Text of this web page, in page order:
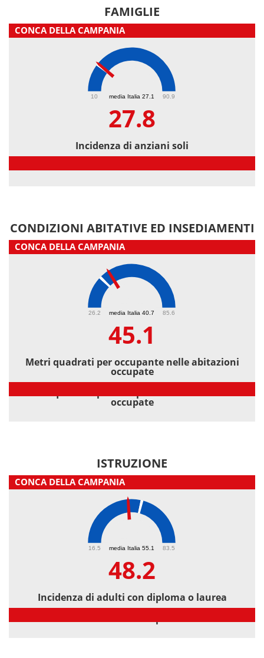
FAMIGLIE
CONCA DELLA CAMPANIA
media Italia 27.1
10 90.9
27.8
Incidenza di anziani soli
CONDIZIONI ABITATIVE ED INSEDIAMENTI
CONCA DELLA CAMPANIA
media Italia 40.7
26.2 85.6
45.1
Metri quadrati per occupante nelle abitazioni
occupate
occupate
ISTRUZIONE
CONCA DELLA CAMPANIA
media Italia 55.1
16.5 83.5
48.2
Incidenza di adulti con diploma o laurea